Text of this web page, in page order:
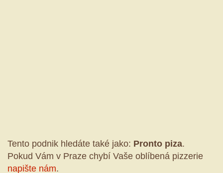
Tento podnik hledáte také jako: Pronto piza.
Pokud Vám v Praze chybí Vaše oblíbená pizzerie
napište nám.